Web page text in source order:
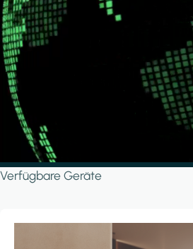
Verfügbare Geräte